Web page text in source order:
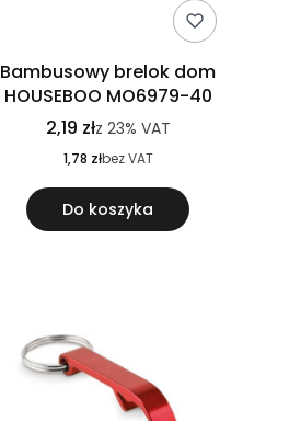
Bambusowy brelok dom
HOUSEBOO MO6979-40
2,19 złz 23% VAT
1,78 złbez VAT
Do koszyka